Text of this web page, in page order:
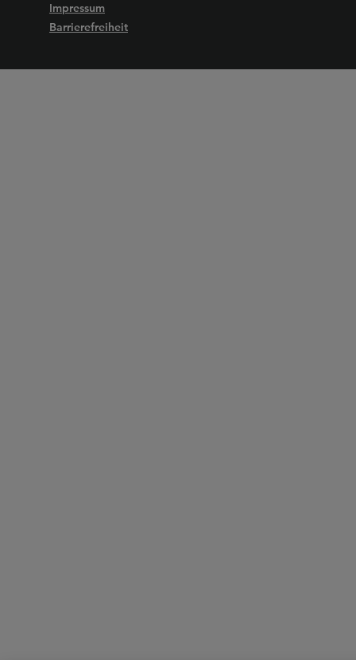
Impressum
Barrierefreiheit